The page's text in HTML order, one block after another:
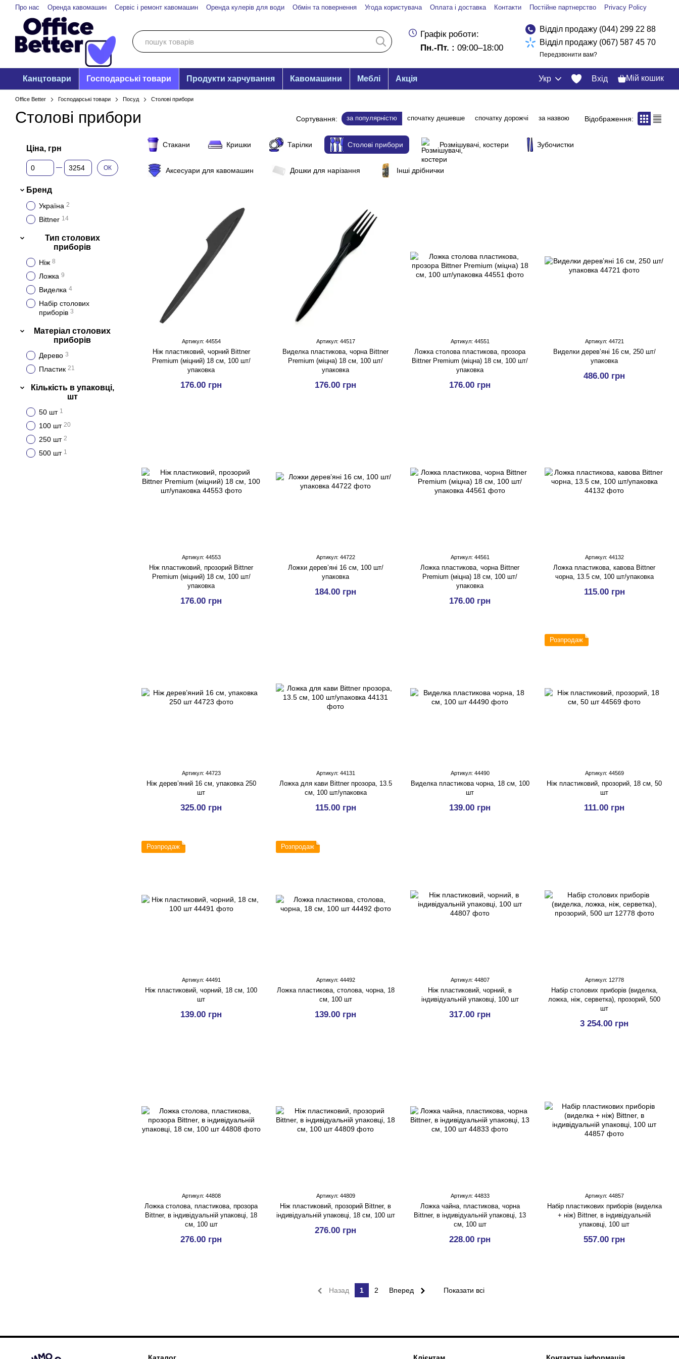
Перейти до основного контенту
Про нас Оренда кавомашин Сервіс і ремонт кавомашин Оренда кулерів для води Обмін та повернення Угода користувача Оплата і доставка Контакти Постійне партнерство Privacy Policy
Графік роботи:
Пн.-Пт. : 09:00–18:00
Відділ продажу (044) 299 22 88
Відділ продажу (067) 587 45 70
Передзвонити вам?
Канцтовари Господарські товари Продукти харчування Кавомашини Меблі Акція Укр Вхід Мій кошик
Office Better Господарські товари Посуд Столові прибори
Столові прибори Сортування: за популярністю спочатку дешевше спочатку дорожчі за назвою Відображення:
Стакани Кришки Тарілки Столові прибори Розмішувачі, костери Зубочистки
Аксесуари для кавомашин Дошки для нарізання Інші дрібнички
Артикул: 44554
Ніж пластиковий, чорний Bittner
Premium (міцний) 18 см, 100 шт/
упаковка
176.00 грн
Артикул: 44517
Виделка пластикова, чорна Bittner
Premium (міцна) 18 см, 100 шт/
упаковка
176.00 грн
Артикул: 44551
Ложка столова пластикова, прозора
Bittner Premium (міцна) 18 см, 100 шт/
упаковка
176.00 грн
Артикул: 44721
Виделки дерев’яні 16 см, 250 шт/
упаковка
486.00 грн
Артикул: 44553
Ніж пластиковий, прозорий Bittner
Premium (міцний) 18 см, 100 шт/
упаковка
176.00 грн
Артикул: 44722
Ложки дерев’яні 16 см, 100 шт/
упаковка
184.00 грн
Артикул: 44561
Ложка пластикова, чорна Bittner
Premium (міцна) 18 см, 100 шт/
упаковка
176.00 грн
Артикул: 44132
Ложка пластикова, кавова Bittner
чорна, 13.5 см, 100 шт/упаковка
115.00 грн
Артикул: 44723
Ніж дерев’яний 16 см, упаковка 250
шт
325.00 грн
Артикул: 44131
Ложка для кави Bittner прозора, 13.5
см, 100 шт/упаковка
115.00 грн
Артикул: 44490
Виделка пластикова чорна, 18 см, 100
шт
139.00 грн
Розпродаж
Артикул: 44569
Ніж пластиковий, прозорий, 18 см, 50
шт
111.00 грн
Розпродаж
Артикул: 44491
Ніж пластиковий, чорний, 18 см, 100
шт
139.00 грн
Розпродаж
Артикул: 44492
Ложка пластикова, столова, чорна, 18
см, 100 шт
139.00 грн
Артикул: 44807
Ніж пластиковий, чорний, в
індивідуальній упаковці, 100 шт
317.00 грн
Артикул: 12778
Набір столових приборів (виделка,
ложка, ніж, серветка), прозорий, 500
шт
3 254.00 грн
Артикул: 44808
Ложка столова, пластикова, прозора
Bittner, в індивідуальній упаковці, 18
см, 100 шт
276.00 грн
Артикул: 44809
Ніж пластиковий, прозорий Bittner, в
індивідуальній упаковці, 18 см, 100 шт
276.00 грн
Артикул: 44833
Ложка чайна, пластикова, чорна
Bittner, в індивідуальній упаковці, 13
см, 100 шт
228.00 грн
Артикул: 44857
Набір пластикових приборів (виделка
+ ніж) Bittner, в індивідуальній
упаковці, 100 шт
557.00 грн
Назад 1 2 Вперед Показати всі
Ціна, грн
Від Ціна, грн
До Ціна, грн ОК
Бренд
Україна 2
Bittner 14
Тип столових
приборів
Ніж 8
Ложка 9
Виделка 4
Набір столових
приборів 3
Матеріал столових
приборів
Дерево 3
Пластик 21
Кількість в упаковці,
шт
50 шт 1
100 шт 20
250 шт 2
500 шт 1